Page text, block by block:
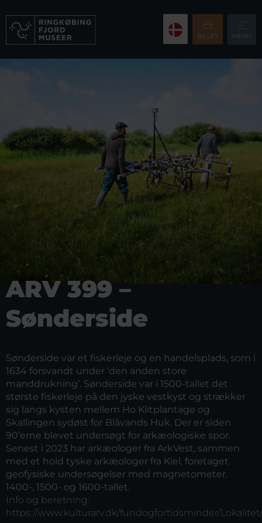
BILLET MENU
ARV 399 –
Sønderside
Sønderside var et fiskerleje og en handelsplads, som i
1634 forsvandt under ‘den anden store
manddrukning’. Sønderside var i 1500-tallet det
største fiskerleje på den jyske vestkyst og strækker
sig langs kysten mellem Ho Klitplantage og
Skallingen sydøst for Blåvands Huk. Der er siden
90’erne blevet undersøgt for arkæologiske spor.
Senest i 2023 har arkæologer fra ArkVest, sammen
med et hold tyske arkæologer fra Kiel, foretaget
geofysiske undersøgelser med magnetometer.
1400-, 1500- og 1600-tallet.
Info og beretning:
https://www.kulturarv.dk/fundogfortidsminder/Lokalitet/